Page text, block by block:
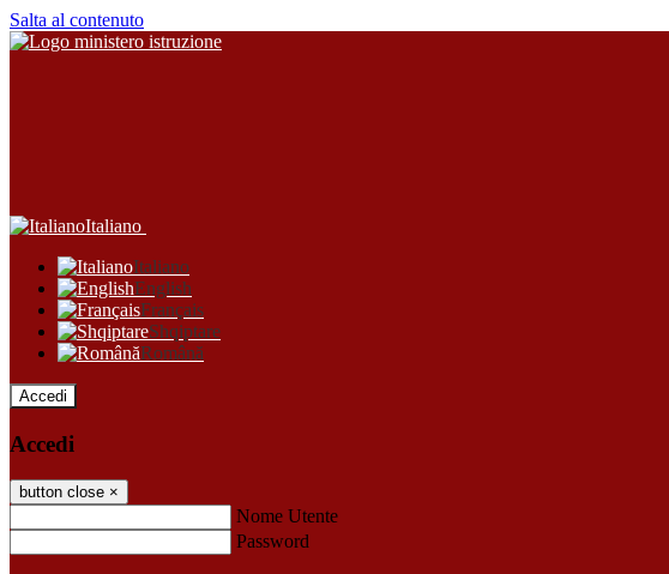
Salta al contenuto
Italiano
Italiano
English
Français
Shqiptare
Română
Accedi
Accedi
button close ×
Nome Utente
Password